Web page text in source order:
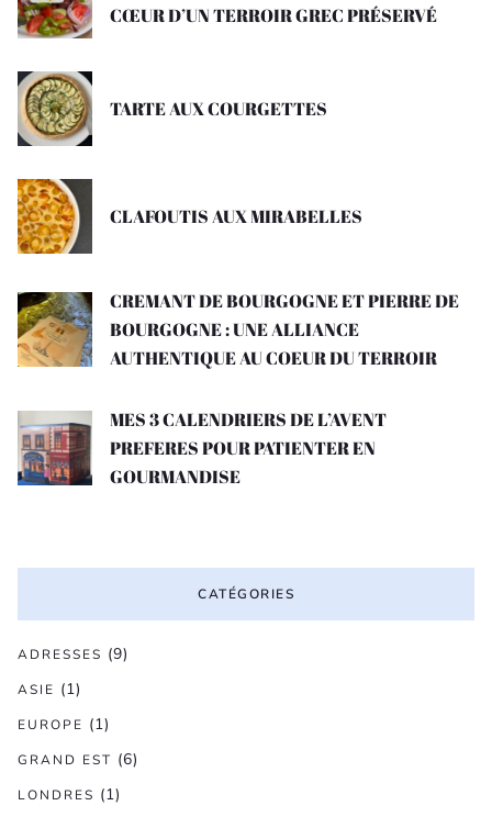
CŒUR D’UN TERROIR GREC PRÉSERVÉ
TARTE AUX COURGETTES
CLAFOUTIS AUX MIRABELLES
CREMANT DE BOURGOGNE ET PIERRE DE
BOURGOGNE : UNE ALLIANCE
AUTHENTIQUE AU COEUR DU TERROIR
MES 3 CALENDRIERS DE L’AVENT
PREFERES POUR PATIENTER EN
GOURMANDISE
CATÉGORIES
ADRESSES (9)
ASIE (1)
EUROPE (1)
GRAND EST (6)
LONDRES (1)